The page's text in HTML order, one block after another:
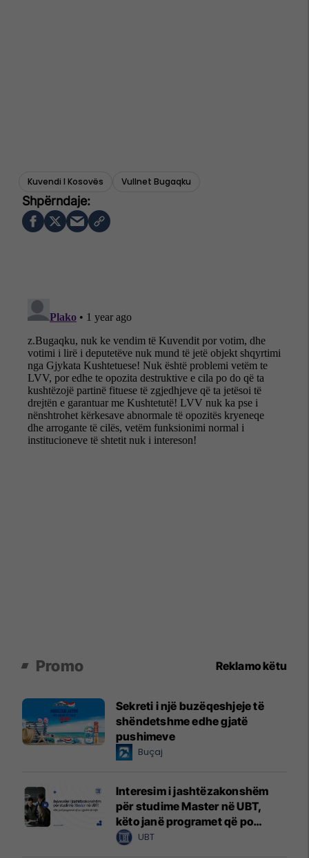
Kuvendi I Kosovës Vullnet Bugaqku
Promo Reklamo këtu
Sekreti i një buzëqeshjeje të
shëndetshme edhe gjatë
pushimeve
Buçaj
Interesim i jashtëzakonshëm
për studime Master në UBT,
këto janë programet që po
zgjedhin të rinjtë
UBT